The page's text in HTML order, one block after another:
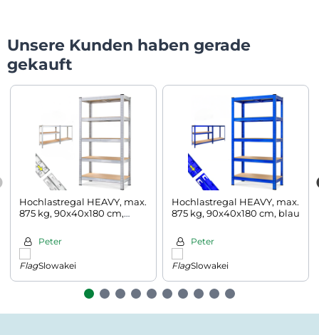
Unsere Kunden haben gerade
gekauft
Hochlastregal HEAVY, max.
875 kg, 90x40x180 cm,
Peter
Slowakei
Hochlastregal HEAVY, max.
875 kg, 90x40x180 cm, blau
Peter
Slowakei